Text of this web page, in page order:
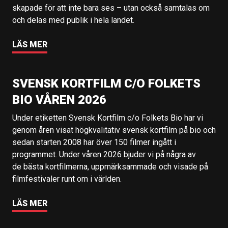
skapade för att inte bara ses – utan också samtalas om
och delas med publik i hela landet.
LÄS MER
SVENSK KORTFILM C/O FOLKETS
BIO VÅREN 2026
Under etiketten Svensk Kortfilm c/o Folkets Bio har vi
genom åren visat högkvalitativ svensk kortfilm på bio och
sedan starten 2008 har över 150 filmer ingått i
programmet. Under våren 2026 bjuder vi på några av
de bästa kortfilmerna, uppmärksammade och visade på
filmfestivaler runt om i världen.
LÄS MER